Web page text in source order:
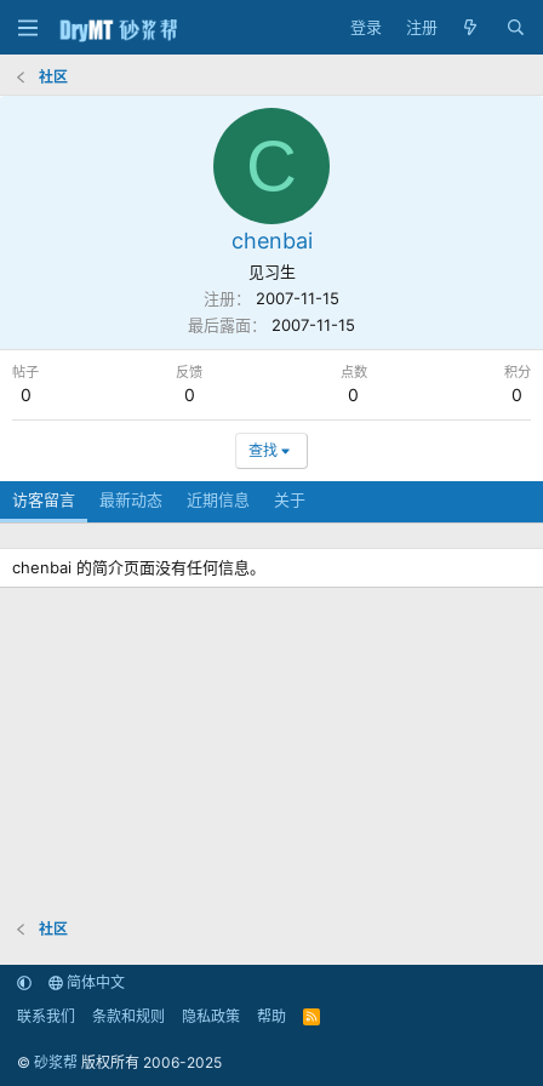
登录 注册
社区
C
chenbai
见习生
注册
2007-11-15
最后露面
2007-11-15
帖子
0
反馈
0
点数
0
积分
0
查找
访客留言 最新动态 近期信息 关于
chenbai 的简介页面没有任何信息。
社区
简体中文
联系我们
条款和规则 隐私政策 帮助
R
© 砂浆帮 版权所有 2006-2025